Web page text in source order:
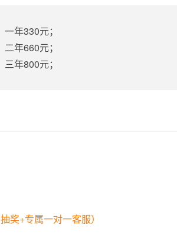
年330元；
年660元；
年800元；
奖+专属一对一客服）